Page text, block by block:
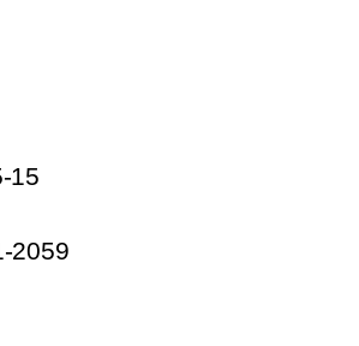
15
2059